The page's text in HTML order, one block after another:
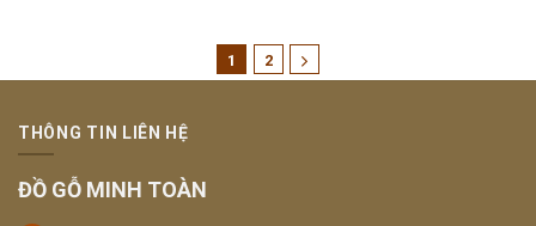
1 2
THÔNG TIN LIÊN HỆ
ĐỒ GỖ MINH TOÀN